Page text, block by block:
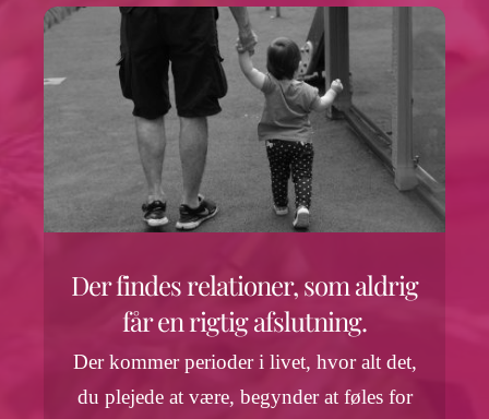
Der findes relationer, som aldrig
får en rigtig afslutning.
Der kommer perioder i livet, hvor alt det,
du plejede at være, begynder at føles for